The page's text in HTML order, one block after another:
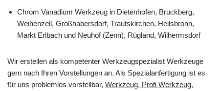
Chrom Vanadium Werkzeug in Dietenhofen, Bruckberg,
Weihenzell, Großhabersdorf, Trautskirchen, Heilsbronn,
Markt Erlbach und Neuhof (Zenn), Rügland, Wilhermsdorf
Wir erstellen als kompetenter Werkzeugspezialist Werkzeuge
gern nach Ihren Vorstellungen an. Als Spezialanfertigung ist es
für uns problemlos vorstellbar, Werkzeug, Profi Werkzeug,